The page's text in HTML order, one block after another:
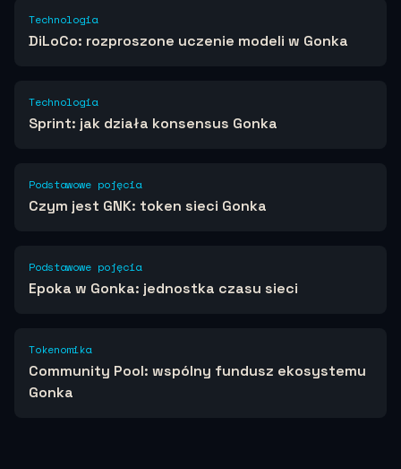
Technologia
DiLoCo: rozproszone uczenie modeli w Gonka
Technologia
Sprint: jak działa konsensus Gonka
Podstawowe pojęcia
Czym jest GNK: token sieci Gonka
Podstawowe pojęcia
Epoka w Gonka: jednostka czasu sieci
Tokenomika
Community Pool: wspólny fundusz ekosystemu
Gonka